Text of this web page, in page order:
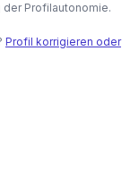
der Profilautonomie.
Profil korrigieren oder